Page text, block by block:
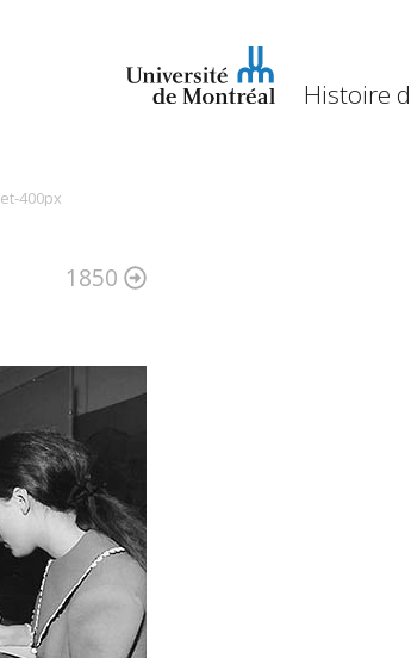
Histoire
400px
1850